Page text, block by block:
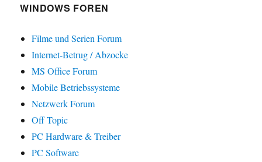
WINDOWS FOREN
Filme und Serien Forum
Internet-Betrug / Abzocke
MS Office Forum
Mobile Betriebssysteme
Netzwerk Forum
Off Topic
PC Hardware & Treiber
PC Software